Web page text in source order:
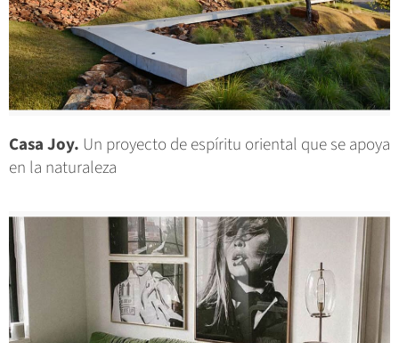
Casa Joy. Un proyecto de espíritu oriental que se apoya
en la naturaleza